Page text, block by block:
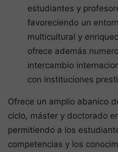
estudiantes y
favoreciendo un
multicultural y
ofrece además
intercambio
con instituciones
Ofrece un amplio abanico
ciclo, máster y doctorado
permitiendo a los
competencias y los